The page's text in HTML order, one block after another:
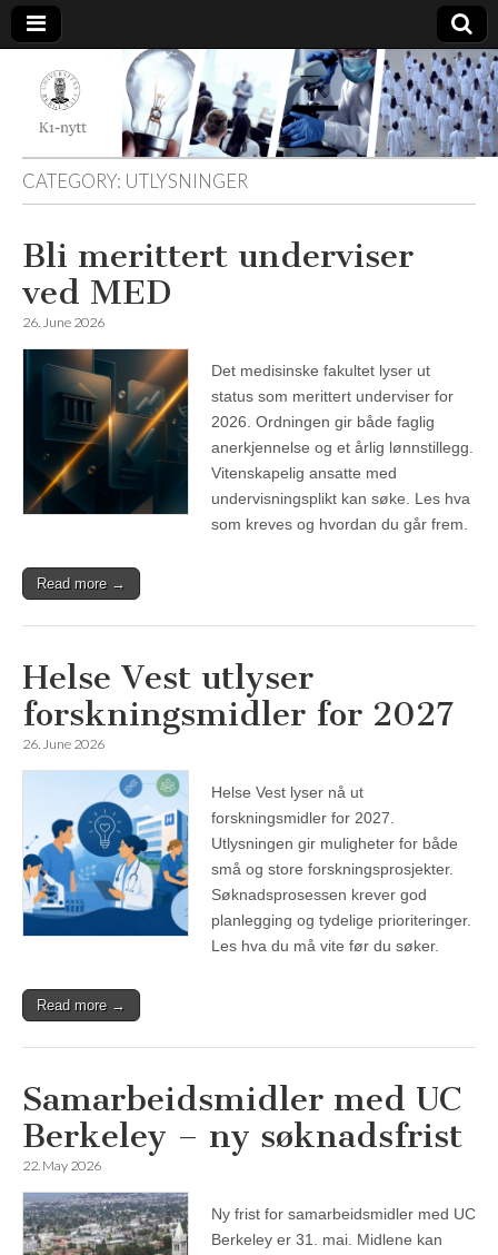
K1-
Nytt
CATEGORY: UTLYSNINGER
Bli merittert underviser
ved MED
26. June 2026
Det medisinske fakultet lyser ut
status som merittert underviser for
2026. Ordningen gir både faglig
anerkjennelse og et årlig lønnstillegg.
Vitenskapelig ansatte med
undervisningsplikt kan søke. Les hva
som kreves og hvordan du går frem.
Read more →
Helse Vest utlyser
forskningsmidler for 2027
26. June 2026
Helse Vest lyser nå ut
forskningsmidler for 2027.
Utlysningen gir muligheter for både
små og store forskningsprosjekter.
Søknadsprosessen krever god
planlegging og tydelige prioriteringer.
Les hva du må vite før du søker.
Read more →
Samarbeidsmidler med UC
Berkeley – ny søknadsfrist
22. May 2026
Ny frist for samarbeidsmidler med UC
Berkeley er 31. mai. Midlene kan